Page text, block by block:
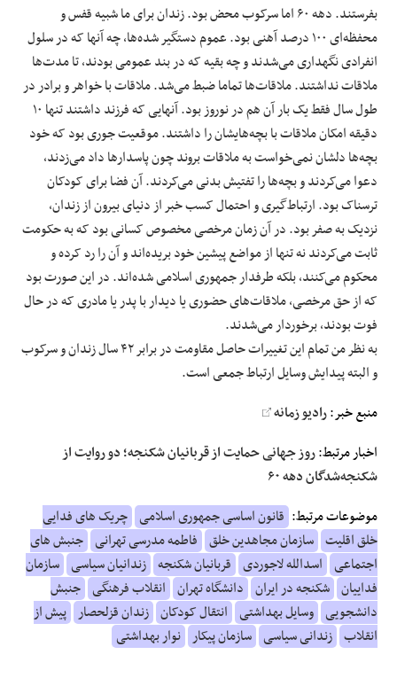
بفرستند. دهه ۶۰ اما سرکوب محض بود. زندان برای ما شبیه قفس و
محفظه‌ای ۱۰۰ درصد آهنی بود. عموم دستگیر شده‌ها، چه آنها که در سلول
انفرادی نگهداری می‌شدند و چه بقیه که در بند عمومی بودند، تا مدت‌ها
ملاقات نداشتند. ملاقات‌ها تماما ضبط می‌شد. ملاقات با خواهر و برادر در
طول سال فقط یک بار آن هم در نوروز بود. آنهایی که فرزند داشتند تنها ۱۰
دقیقه امکان ملاقات با بچه‌هایشان را داشتند. موقعیت جوری بود که خود
بچه‌ها دلشان نمی‌خواست به ملاقات بروند چون پاسدارها داد می‌زدند،
دعوا می‌کردند و بچه‌ها را تفتیش بدنی می‌کردند. آن فضا برای کودکان
ترسناک بود. ارتباط‌‌‌‌گیری و احتمال کسب خبر از دنیای بیرون از زندان،
نزدیک به صفر بود. در آن زمان مرخصی مخصوص کسانی بود که به حکومت
ثابت می‌کردند نه تنها از مواضع پیشین‌ خود بریده‌اند و آن را رد کرده و
محکوم می‌کنند، بلکه طرفدار جمهوری اسلامی شده‌اند. در این صورت بود
که از حق مرخصی، ملاقات‌های حضوری یا دیدار با پدر یا مادری که در حال
فوت بودند، برخوردار می‌شدند.
به ‌نظر من تمام این تغییرات حاصل مقاومت در برابر ۴۲ سال زندان و سرکوب
و البته پیدایش وسایل ارتباط جمعی است.
منبع خبر:رادیو زمانه
اخبار مرتبط:روز جهانی حمایت از قربانیان شکنجه؛ دو روایت از
شکنجه‌شدگان دهه ۶۰
موضوعات مرتبط: قانون اساسی جمهوری اسلامی چریک های فدایی
خلق اقلیت سازمان مجاهدین خلق فاطمه مدرسی تهرانی جنبش های
اجتماعی اسدالله لاجوردی قربانیان شکنجه زندانیان سیاسی سازمان
فداییان شکنجه در ایران دانشگاه تهران انقلاب فرهنگی جنبش
دانشجویی وسایل بهداشتی انتقال کودکان زندان قزلحصار پیش از
انقلاب زندانی سیاسی سازمان پیکار نوار بهداشتی